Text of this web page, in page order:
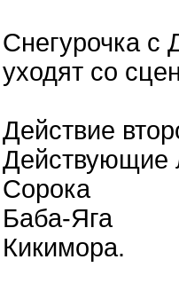
Снегурочка
уходят со
Действие
Действующие
Сорока
Баба-Яга
Кикимора.